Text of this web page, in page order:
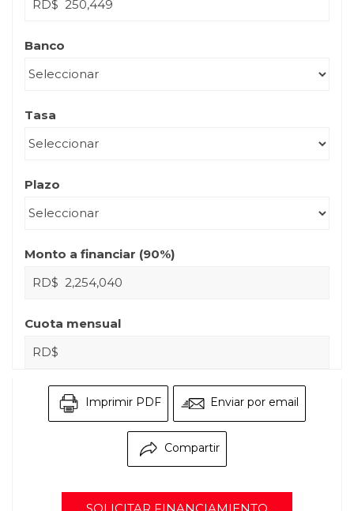
RD$
Banco
Tasa
Plazo
Monto a financiar (90%)
RD$
Cuota mensual
RD$
Imprimir PDF Enviar por email
Compartir